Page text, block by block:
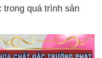
quá trình sản